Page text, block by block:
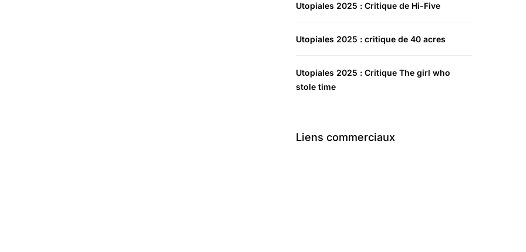
Utopiales 2025 : Critique de Hi-Five
Utopiales 2025 : critique de 40 acres
Utopiales 2025 : Critique The girl who
stole time
Liens commerciaux